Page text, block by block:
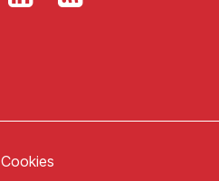
Cookies